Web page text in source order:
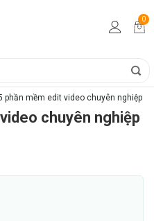
0
phần mềm edit video chuyên nghiệp
chuyên nghiệp